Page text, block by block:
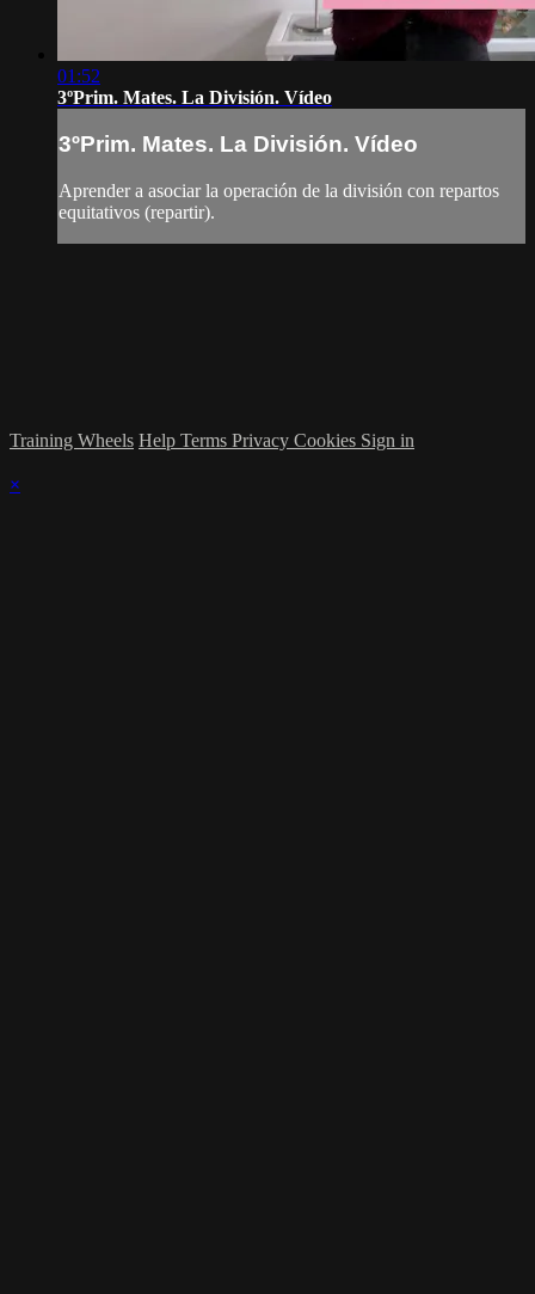
01:52
3ºPrim. Mates. La División. Vídeo
3ºPrim. Mates. La División. Vídeo
Aprender a asociar la operación de la división con repartos
equitativos (repartir).
Training Wheels Help Terms Privacy Cookies Sign in
×